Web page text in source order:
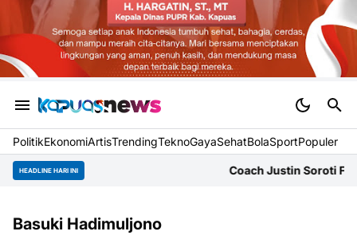
PolitikEkonomiArtisTrendingTeknoGayaSehatBolaSportPopuler
HEADLINE HARI INI Coach Justin Soroti Formasi 3
Basuki Hadimuljono